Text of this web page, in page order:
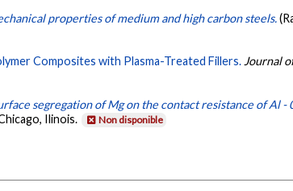
properties of medium and high carbon steels.
Composites with Plasma-Treated Fillers. Journal
segregation of Mg on the contact resistance of Al -
Ilinois.
Non disponible